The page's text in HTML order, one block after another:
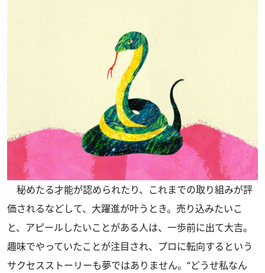
秘めたる才能が認められたり、これまでの取り組みが評
価されるなどして、大躍進が叶うとき。売り込みたいこ
と、アピールしたいことがある人は、一歩前に出て大吉。
趣味でやっていたことが注目され、プロに転向するという
サクセスストーリーも夢ではありません。“どうせ私なん